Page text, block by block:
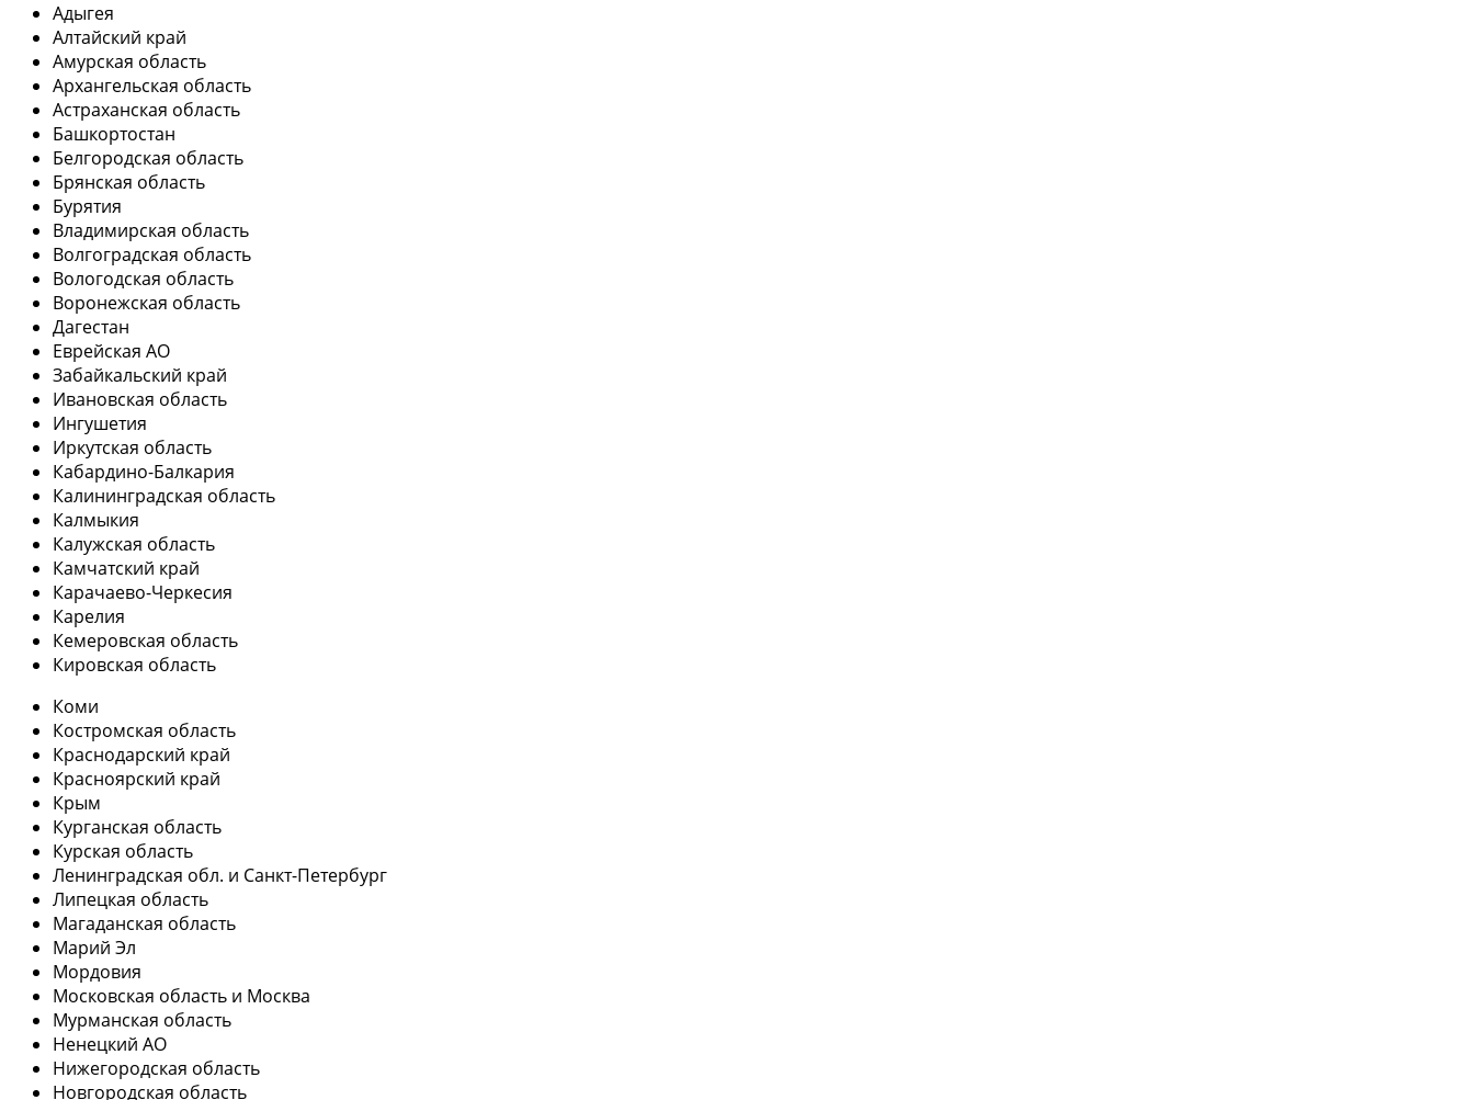
Адыгея
Алтайский край
Амурская область
Архангельская область
Астраханская область
Башкортостан
Белгородская область
Брянская область
Бурятия
Владимирская область
Волгоградская область
Вологодская область
Воронежская область
Дагестан
Еврейская АО
Забайкальский край
Ивановская область
Ингушетия
Иркутская область
Кабардино-Балкария
Калининградская область
Калмыкия
Калужская область
Камчатский край
Карачаево-Черкесия
Карелия
Кемеровская область
Кировская область
Коми
Костромская область
Краснодарский край
Красноярский край
Крым
Курганская область
Курская область
Ленинградская обл. и Санкт-Петербург
Липецкая область
Магаданская область
Марий Эл
Мордовия
Московская область и Москва
Мурманская область
Ненецкий АО
Нижегородская область
Новгородская область